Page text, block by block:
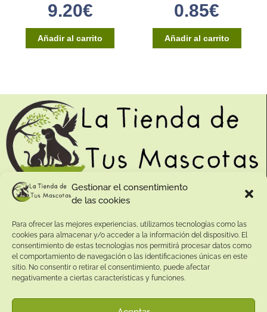
Gestionar el consentimiento
de las cookies
Para ofrecer las mejores experiencias, utilizamos tecnologías como las
cookies para almacenar y/o acceder a la información del dispositivo. El
consentimiento de estas tecnologías nos permitirá procesar datos como
el comportamiento de navegación o las identificaciones únicas en este
sitio. No consentir o retirar el consentimiento, puede afectar
negativamente a ciertas características y funciones.
9.20€
Añadir al carrito
0.85€
Añadir al carrito
Contacto:
Dirección:
Calle Pepe Jiménez 19, Rute, 14950 Códoba. España
Teléfono:
+34641081328
Email:
info@latiendadetusmascotas.com